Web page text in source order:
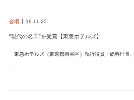
会場 19.11.25
“現代の名工”を受賞【東急ホテルズ】
東急ホテルズ（東京都渋谷区）執行役員・総料理長